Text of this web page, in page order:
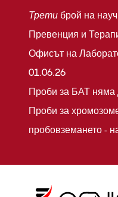
Трети брой на
Превенция и
Офисът на
01.06.26
Проби за БАТ няма
Проби за
пробовземането -